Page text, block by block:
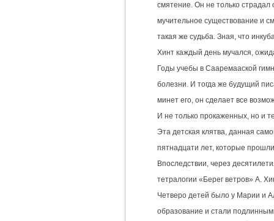
смятение. Он не только страдал
мучительное существование и
такая же судьба. Зная, что
Хинт каждый день мучался,
Годы учебы в Сааремааской
болезни. И тогда же будущий
минет его, он сделает все
И не только прокаженных, но и
Эта детская клятва, данная
пятнадцати лет, которые
Впоследствии, через
тетралогии «Берег ветров» А.
Четверо детей было у Марии и
образование и стали